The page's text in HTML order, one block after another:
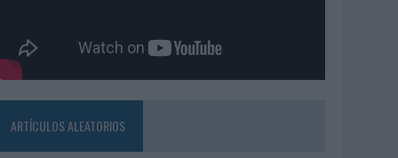
ARTÍCULOS ALEATORIOS